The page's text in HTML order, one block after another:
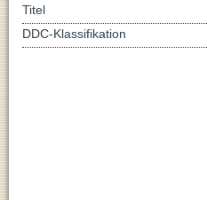
Titel
DDC-Klassifikation